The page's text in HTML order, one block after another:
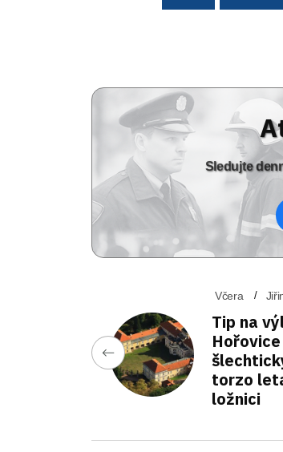
Sledujte
Včera
Tip na
torzo
ložnici